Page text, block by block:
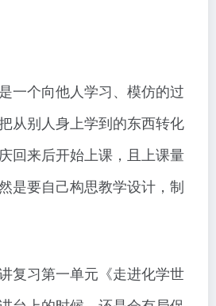
一个向他人学习、模仿的过
从别人身上学到的东西转化
回来后开始上课，且上课量
是要自己构思教学设计，制
复习第一单元《走进化学世